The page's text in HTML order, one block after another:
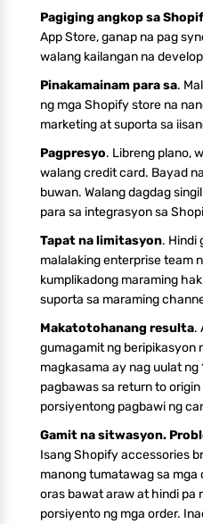
Pagiging angkop sa
App Store, ganap na pag
walang kailangan na
Pinakamainam para sa.
ng mga Shopify store na
marketing at suporta sa
Pagpresyo. Libreng plano,
walang credit card. Bayad
buwan. Walang dagdag
para sa integrasyon sa
Tapat na limitasyon. Hindi
malalaking enterprise team
kumplikadong maraming
suporta sa maraming
Makatotohanang resulta.
gumagamit ng beripikasyon
magkasama ay nag uulat
pagbawas sa return to
porsiyentong pagbawi ng
Gamit na sitwasyon.
Isang Shopify accessories
manong tumatawag sa mga
oras bawat araw at hindi pa
porsiyento ng mga order.